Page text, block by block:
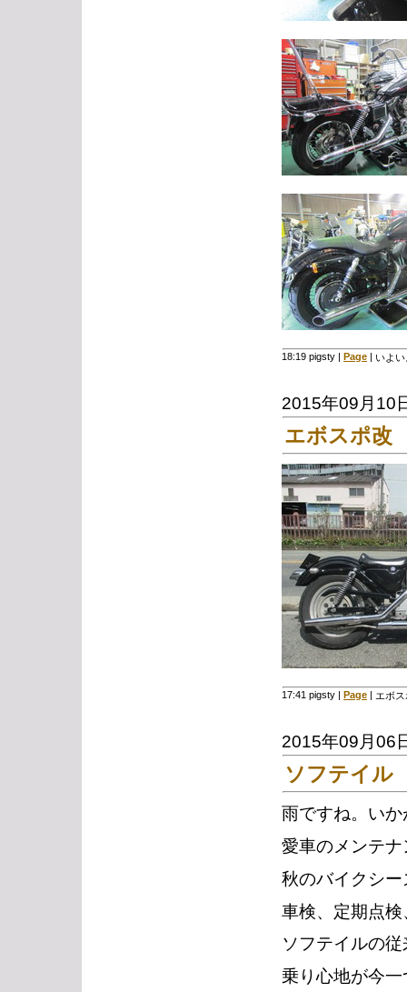
18:19 pigsty Page いよ
2015年09月10
エボスポ改
17:41 pigsty Page エボ
2015年09月06
ソフテイ
雨ですね。い
愛車のメンテ
秋のバイクシ
車検、定期点
ソフテイルの
乗り心地が今